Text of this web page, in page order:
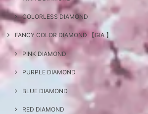
COLORLESS DIAMOND
FANCY COLOR DIAMOND 【GIA 】
PINK DIAMOND
PURPLE DIAMOND
BLUE DIAMOND
RED DIAMOND